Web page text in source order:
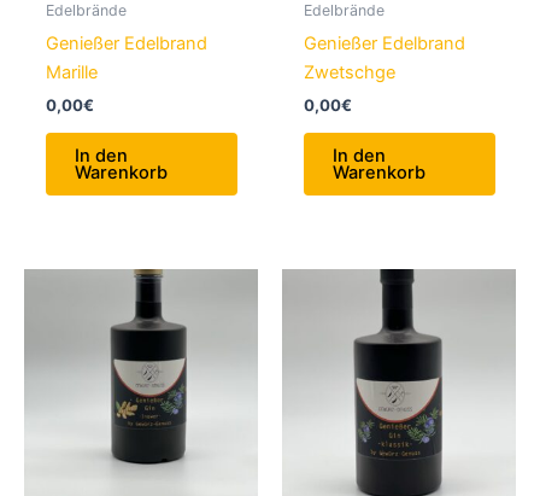
Edelbrände
Genießer Edelbrand
Marille
0,00€
In den
Warenkorb
Edelbrände
Genießer Edelbrand
Zwetschge
0,00€
In den
Warenkorb